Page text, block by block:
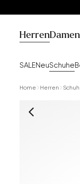
Herren
SALENeuSchuhe
Damen
Home Herren